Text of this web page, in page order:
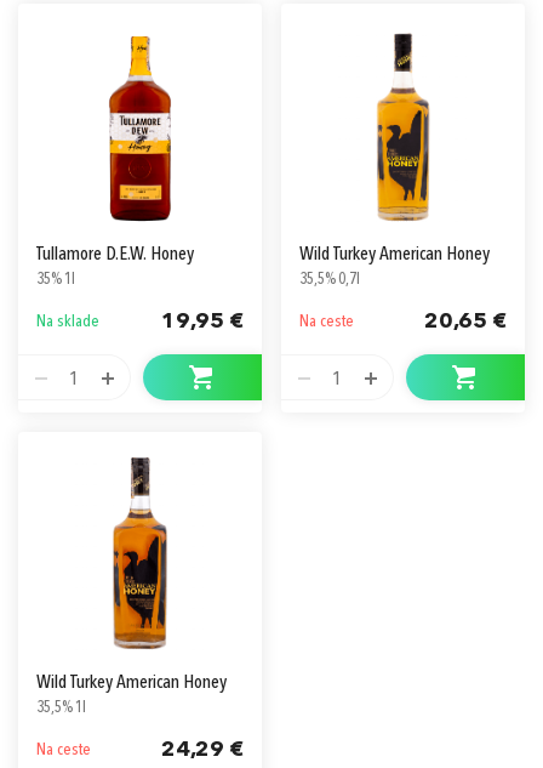
Tullamore D.E.W. Honey
35% 1l
Na sklade 19,95 €
1
Wild Turkey American Honey
35,5% 0,7l
Na ceste 20,65 €
1
Wild Turkey American Honey
35,5% 1l
Na ceste 24,29 €